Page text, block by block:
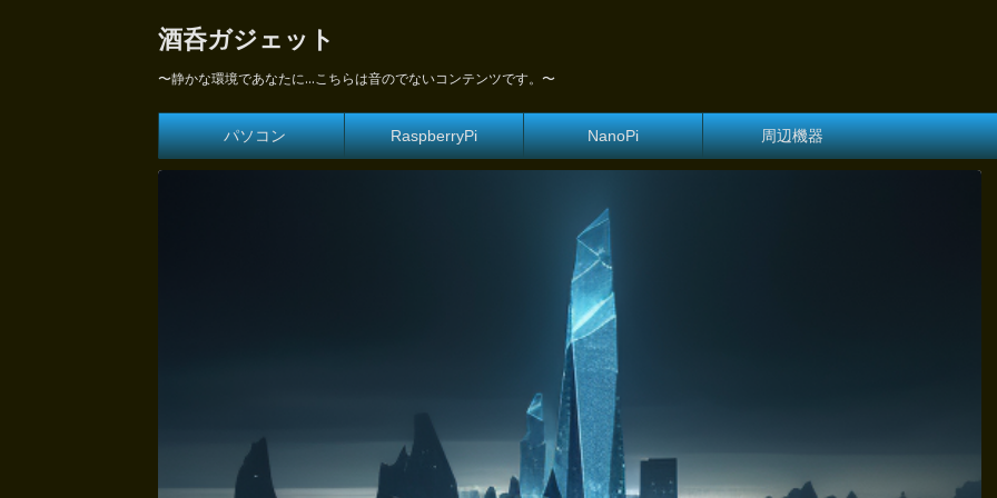
酒呑ガジェット
〜静かな環境であなたに...こちらは音のでないコンテンツです。〜
パソコン RaspberryPi NanoPi 周辺機器